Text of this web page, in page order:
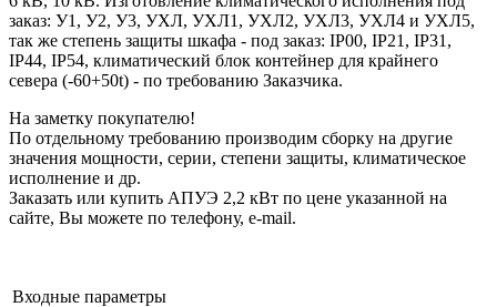
заказ: У1, У2, У3, УХЛ, УХЛ1, УХЛ2, УХЛ3, УХЛ4 и УХЛ5,
так же степень защиты шкафа - под заказ: IP00, IP21, IP31,
IP44, IP54, климатический блок контейнер для крайнего
севера (-60+50t) - по требованию Заказчика.
На заметку покупателю!
По отдельному требованию производим сборку на другие
значения мощности, серии, степени защиты, климатическое
исполнение и др.
Заказать или купить АПУЭ 2,2 кВт по цене указанной на
сайте, Вы можете по телефону, e-mail.
Входные параметры